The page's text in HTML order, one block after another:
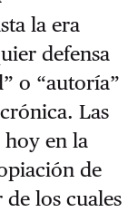
la era
defensa
o “autoría”
Las
hoy en la
de
los cuales